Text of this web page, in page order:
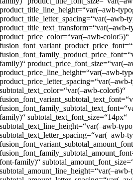
product_title_line_height=“var(–awb-
product_title_letter_spacing=“var(–awb-
product_title_text_transform=“var(–awb-
product_price_color=“var(–awb-color5)“
family)“
product_price_line_height=“var(–awb-
subtotal_text_color=“var(–awb-color6)“
family)“ subtotal_text_font_size=“14px“
subtotal_text_line_height=“var(–awb-
subtotal_text_letter_spacing=“var(–awb-
font-family)“